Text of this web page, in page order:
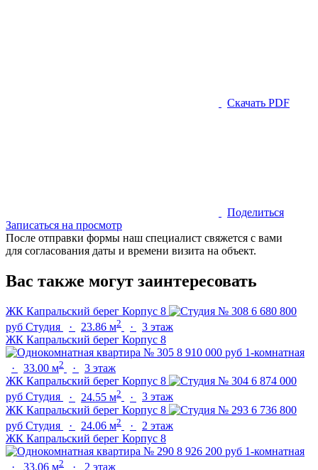
Скачать PDF
Поделиться
Записаться на просмотр
После отправки формы наш специалист свяжется с вами
для согласования даты и времени визита на объект.
Вас также могут заинтересовать
ЖК Капральский берег Корпус 8
6 680 800
руб Студия · 23.86 м2 ·
3 этаж
ЖК Капральский берег Корпус 8
8 910 000 руб 1-комнатная
·
33.00 м2 ·
3 этаж
ЖК Капральский берег Корпус 8
6 874 000
руб Студия · 24.55 м2 ·
3 этаж
ЖК Капральский берег Корпус 8
6 736 800
руб Студия · 24.06 м2 ·
2 этаж
ЖК Капральский берег Корпус 8
8 926 200 руб 1-комнатная
·
33.06 м2 · 2 этаж